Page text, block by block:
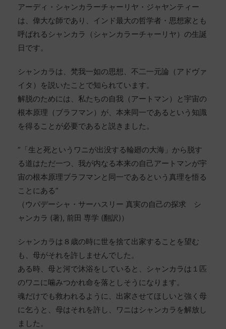
アーディ・シャンカラーチャーリヤ・ジャヤンティー
は、偉大な師であり、インド最大の哲学者・思想家とも
呼ばれるシャンカラ（シャンカラーチャーリヤ）の生誕
日です。
シャンカラは、梵我一如の思想、不二一元論（アドヴァ
イタ）を説いたことで知られています。
解脱のためには、私たちの自我（アートマン）と宇宙の
根本原理（ブラフマン）が、本来同一であるという知識
を得ることが必要であると説きました。
”「生と死というワニが出没する輪廻の大海」から脱す
る道はただ一つ、我が内なる本来の自己アートマンが宇
宙の根本原理ブラフマンと同一であるという真理を悟る
ことにある”
（ウパデーシャ・サーハスリー 真実の自己の探求 シ
ャンカラ (著), 前田 専学 (翻訳)）
シャンカラは８歳の時に世を捨て出家することを望む
も、母がそれを許しませんでした。
ある時、母と河で沐浴をしていると、シャンカラは１匹
のワニに噛みつかれ命を落としそうになります。
魂だけでも救われるように、出家させてほしいと強く母
に乞うと、母はそれを許し、ワニはシャンカラを解放し
ました。